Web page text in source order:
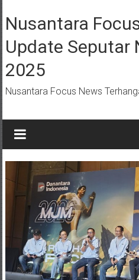
ke
konten
Nusantara
Update Seputar
2025
Nusantara Focus News